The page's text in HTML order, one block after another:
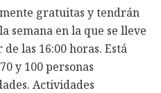
gratuitas y tendrán
semana en la que se lleve
las 16:00 horas. Está
y 100 personas
Actividades